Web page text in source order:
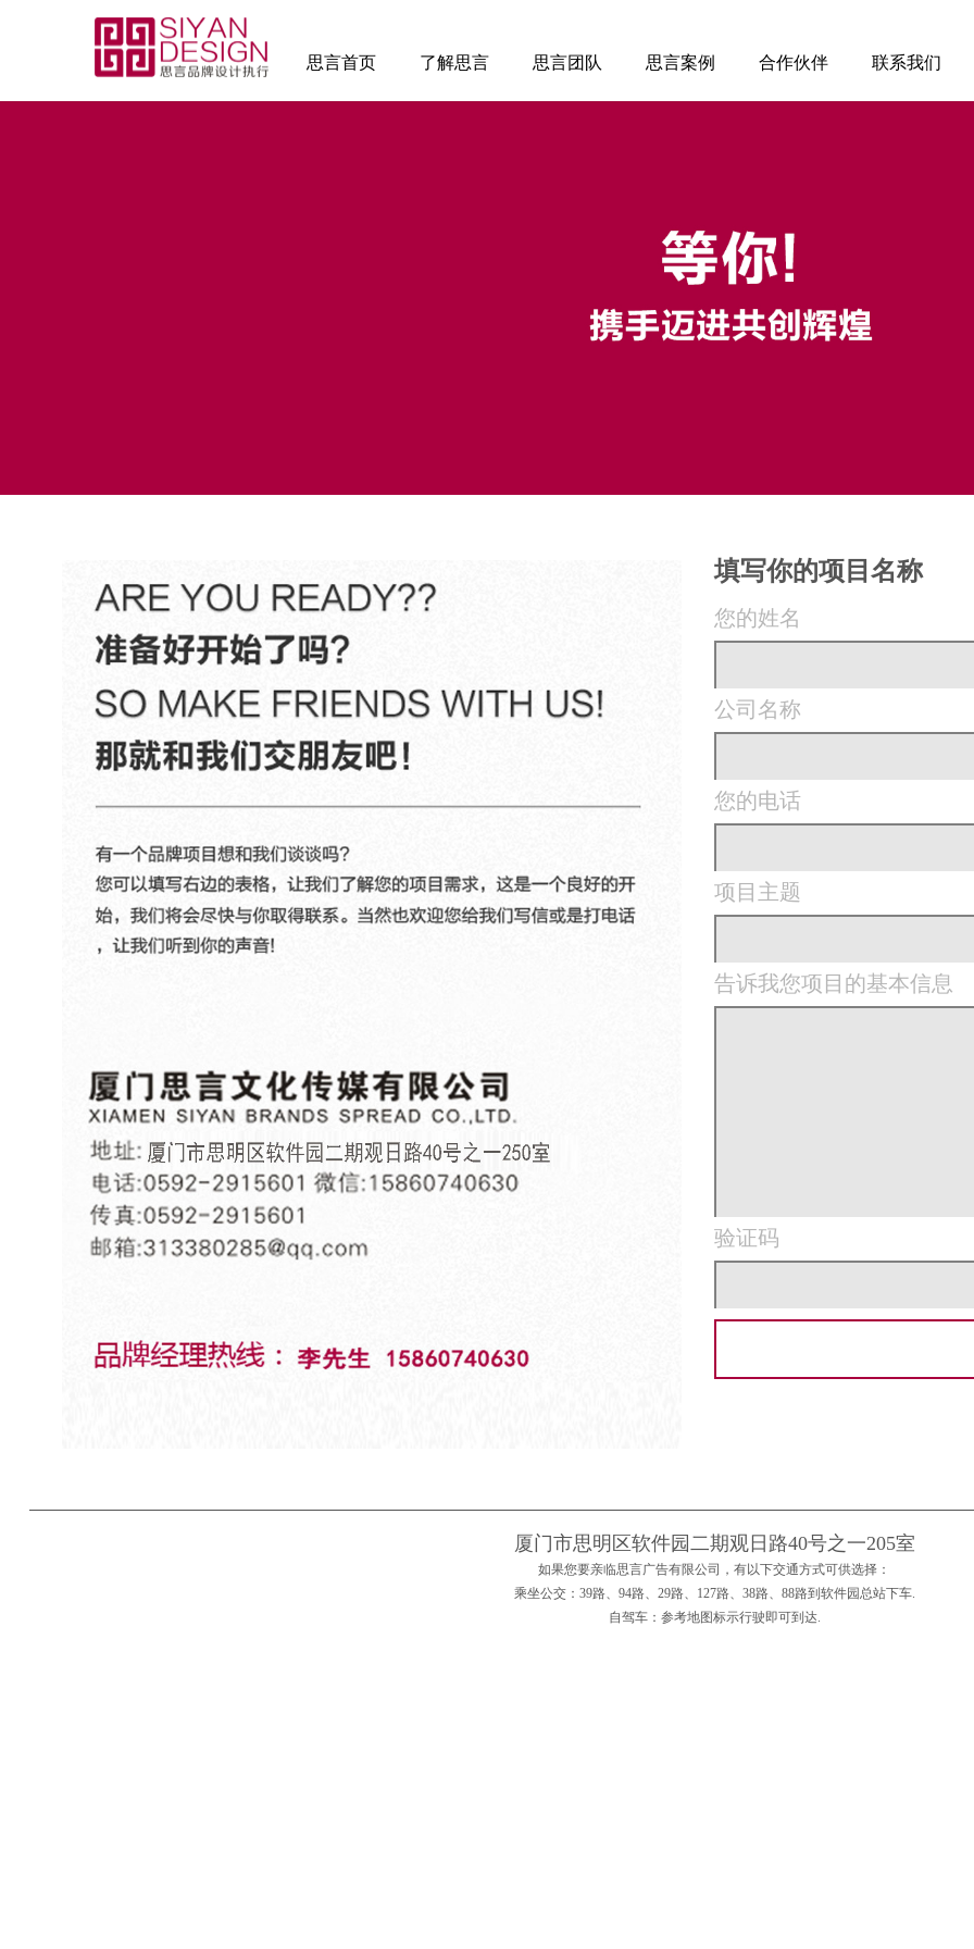
思言首页 了解思言 思言团队 思言案例 合作伙伴 联系我们
填写你的项目名称
您的姓名
公司名称
您的电话
项目主题
告诉我您项目的基本信息
验证码
厦门市思明区软件园二期观日路40号之一205室
如果您要亲临思言广告有限公司，有以下交通方式可供选择：
乘坐公交：39路、94路、29路、127路、38路、88路到软件园总站下车.
自驾车：参考地图标示行驶即可到达.